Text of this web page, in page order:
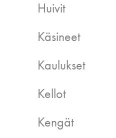
Huivit
Käsineet
Kaulukset
Kellot
Kengät